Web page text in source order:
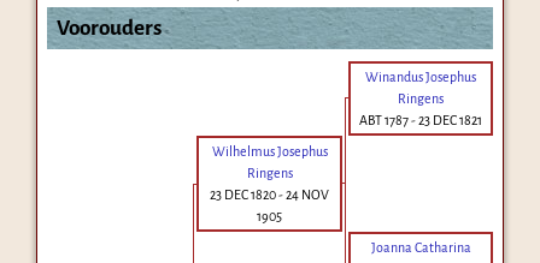
Voorouders
Winandus Josephus
Ringens
ABT 1787-23 DEC 1821
Wilhelmus Josephus
Ringens
23 DEC 1820-24 NOV
1905
Joanna Catharina